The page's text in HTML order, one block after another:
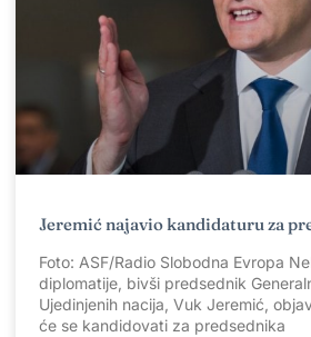
Jeremić najavio kandidaturu za
Foto: ASF/Radio Slobodna Evropa
diplomatije, bivši predsednik
Ujedinjenih nacija, Vuk Jeremić,
će se kandidovati za predsednika